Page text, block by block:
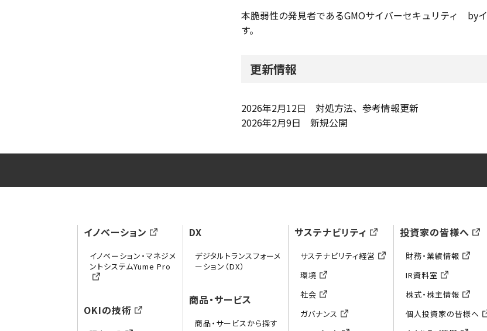
本脆弱性の発見者であるGMOサイバーセキュリティ by
す。
更新情報
2026年2月12日 対処方法、参考情報更新
2026年2月9日 新規公開
イノベーション
イノベーション・マネジメ
ントシステムYume Pro
OKIの技術
DX
デジタルトランスフォーメ
ーション（DX）
商品・サービス
商品・サービスから探す
サステナビリティ
サステナビリティ経営
環境
社会
ガバナンス
投資家の皆様へ
財務・業績情報
IR資料室
株式・株主情報
個人投資家の皆様へ